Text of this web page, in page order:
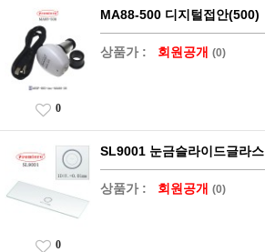
MA88-500 디지털접안(500)
상품가 : 회원공개 (0)
0
SL9001 눈금슬라이드글라스
상품가 : 회원공개 (0)
0